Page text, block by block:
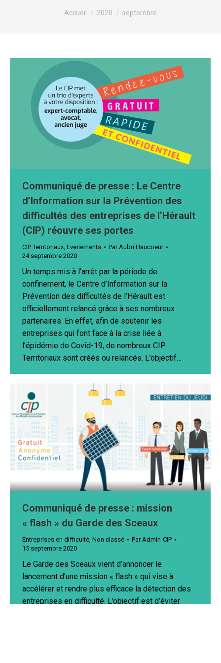
Vous êtes ici :
Accueil 2020 septembre
Communiqué de presse : Le Centre
d’Information sur la Prévention des
difficultés des entreprises de l’Hérault
(CIP) réouvre ses portes
CIP Territoriaux Evenements Par Aubri Haucoeur
24 septembre 2020
Un temps mis à l’arrêt par la période de
confinement, le Centre d’Information sur la
Prévention des difficultés de l’Hérault est
officiellement relancé grâce à ses nombreux
partenaires. En effet, afin de soutenir les
entreprises qui font face à la crise liée à
l’épidémie de Covid-19, de nombreux CIP
Territoriaux sont créés ou relancés. L’objectif…
Communiqué de presse : mission
« flash » du Garde des Sceaux
Entreprises en difficulté, Non classé ParAdmin-CIP
15 septembre 2020
Le Garde des Sceaux vient d’annoncer le
lancement d’une mission « flash » qui vise à
accélérer et rendre plus efficace la détection des
entreprises en difficulté. L’objectif est d’éviter